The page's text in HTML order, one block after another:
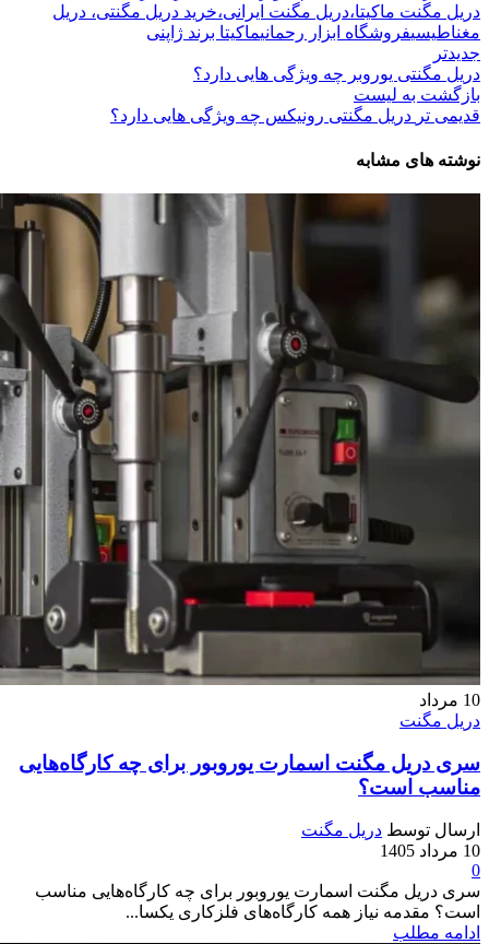
دریل مگنت ماکیتا،دریل مگنت ایرانی،خرید دریل مگنتی، دریل
مغناطیسیفروشگاه ابزار رحمانیماکیتا برند ژاپنی
جدیدتر
دریل مگنتی یوروبر چه ویژگی هایی دارد؟
بازگشت به لیست
قدیمی تر دریل مگنتی رونیکس چه ویژگی هایی دارد؟
نوشته های مشابه
10 مرداد
دریل مگنت
سری دریل مگنت اسمارت یوروبور برای چه کارگاه‌هایی
مناسب است؟
ارسال توسط دریل مگنت
10 مرداد 1405
0
سری دریل مگنت اسمارت یوروبور برای چه کارگاه‌هایی مناسب
است؟ مقدمه نیاز همه کارگاه‌های فلزکاری یکسا...
ادامه مطلب